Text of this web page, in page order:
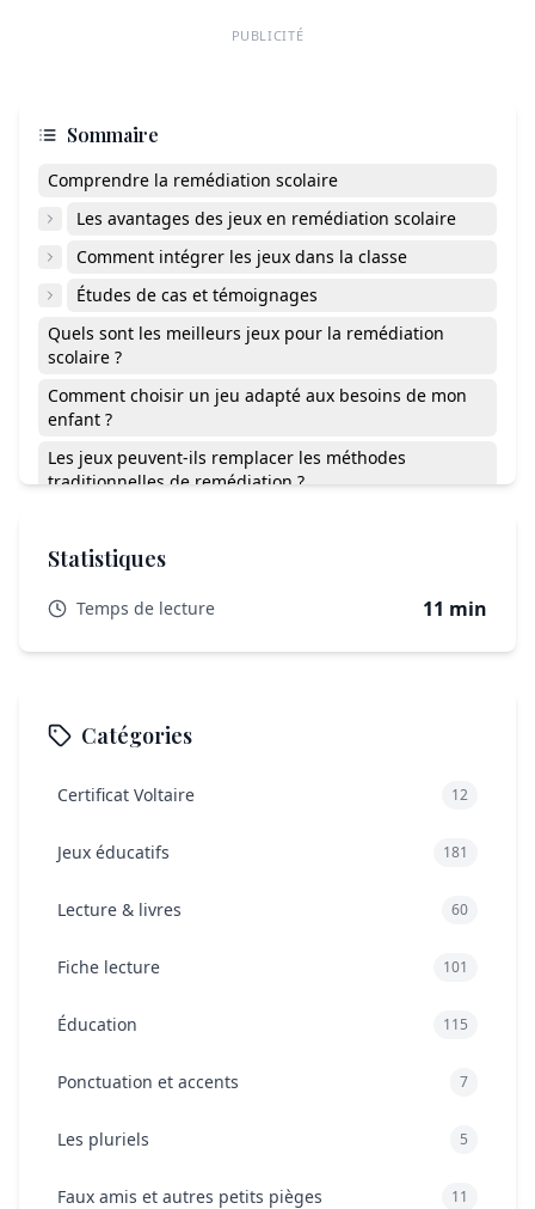
PUBLICITÉ
Sommaire
Comprendre la remédiation scolaire
Les avantages des jeux en remédiation scolaire
Comment intégrer les jeux dans la classe
Études de cas et témoignages
Quels sont les meilleurs jeux pour la remédiation
scolaire ?
Comment choisir un jeu adapté aux besoins de mon
enfant ?
Les jeux peuvent-ils remplacer les méthodes
traditionnelles de remédiation ?
Quels sont les risques associés à l’utilisation des jeux
Statistiques
Temps de lecture 11 min
Catégories
Certificat Voltaire 12
Jeux éducatifs 181
Lecture & livres 60
Fiche lecture 101
Éducation 115
Ponctuation et accents 7
Les pluriels 5
Faux amis et autres petits pièges 11